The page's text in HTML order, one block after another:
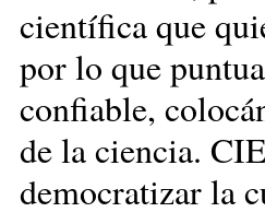
científica que
por lo que
confiable,
de la ciencia.